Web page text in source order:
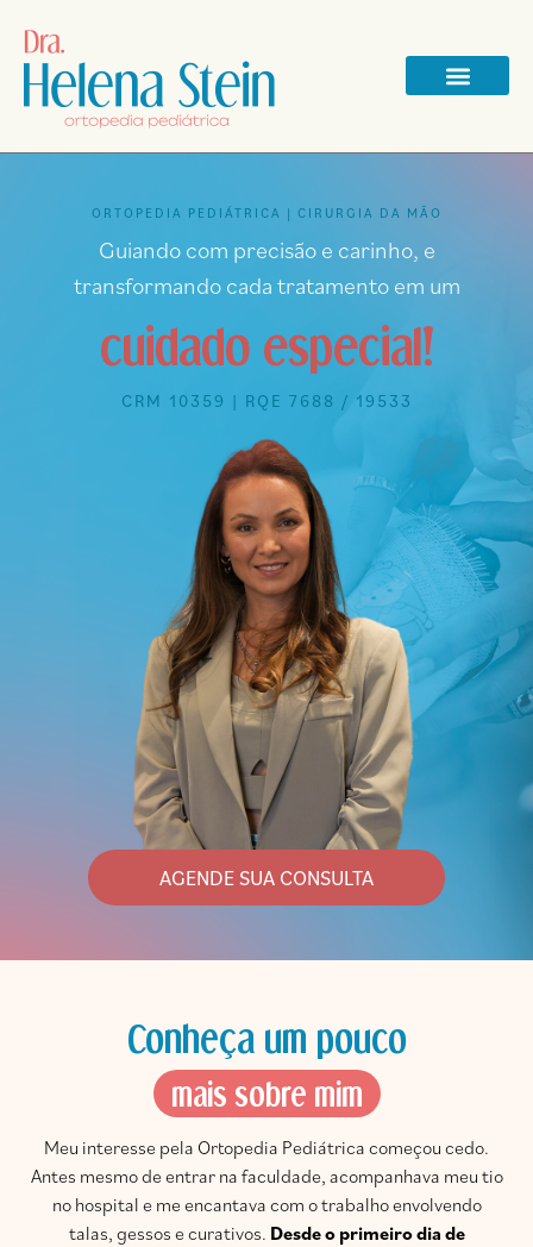
ORTOPEDIA PEDIÁTRICA | CIRURGIA DA MÃO
Guiando com precisão e carinho, e
transformando cada tratamento em um
cuidado especial!
CRM 10359 | RQE 7688 / 19533
AGENDE SUA CONSULTA
Conheça um pouco
mais sobre mim
Meu interesse pela Ortopedia Pediátrica começou cedo.
Antes mesmo de entrar na faculdade, acompanhava meu tio
no hospital e me encantava com o trabalho envolvendo
talas, gessos e curativos. Desde o primeiro dia de